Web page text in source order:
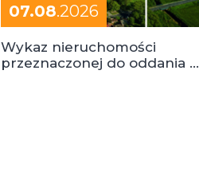
07.08.2026
Wykaz nieruchomości
przeznaczonej do oddania w